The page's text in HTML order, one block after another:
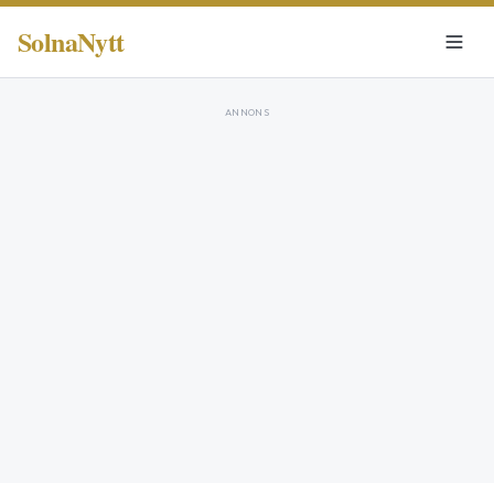
SolnaNytt
ANNONS